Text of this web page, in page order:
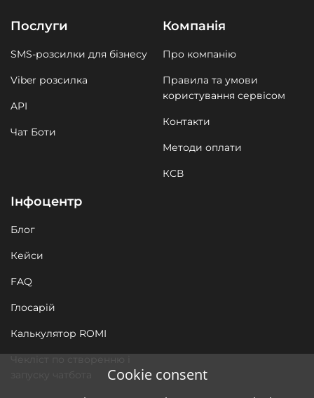
Послуги
SMS-розсилки для бізнесу
Viber розсилка
API
Чат Боти
Компанія
Про компанію
Правила та умови
користування сервісом
Контакти
Методи оплати
КСВ
Інфоцентр
Блог
Кейси
FAQ
Глосарій
Калькулятор ROMI
Cookie consent